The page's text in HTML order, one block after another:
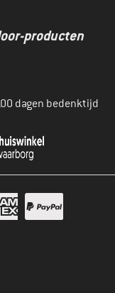
producten
dagen bedenktijd